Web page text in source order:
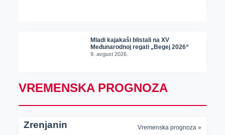
Mladi kajakaši blistali na XV
Međunarodnoj regati „Begej 2026“
9. avgust 2026.
VREMENSKA PROGNOZA